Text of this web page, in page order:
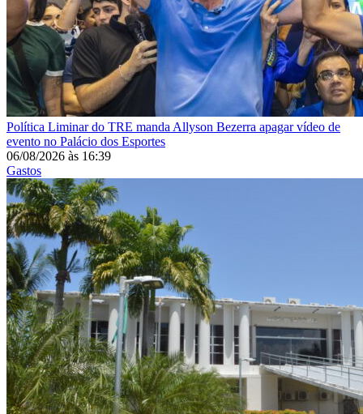
Política Liminar do TRE manda Allyson Bezerra apagar vídeo de
evento no Palácio dos Esportes
06/08/2026 às 16:39
Gastos